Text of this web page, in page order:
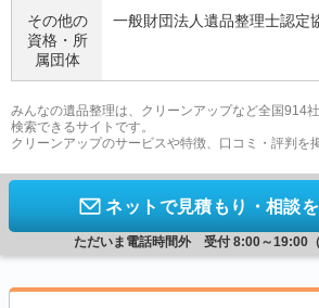
その他の
資格・ 所
属団体
一般財団法人遺品整理士認定
みんなの遺品整理は、クリーンアップなど全国914
検索できるサイトです。
クリーンアップのサービスや特徴、口コミ・評判を
ネットで見積もり・相談
ただいま電話時間外 受付 8:00～19:00（